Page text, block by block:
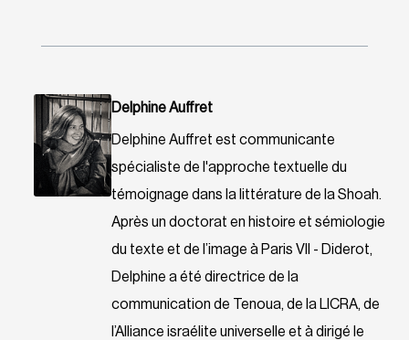
Delphine Auffret
Delphine Auffret est communicante
spécialiste de l'approche textuelle du
témoignage dans la littérature de la Shoah.
Après un doctorat en histoire et sémiologie
du texte et de l’image à Paris VII - Diderot,
Delphine a été directrice de la
communication de Tenoua, de la LICRA, de
l’Alliance israélite universelle et à dirigé le